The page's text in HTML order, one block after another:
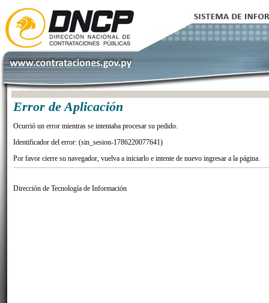
Error de Aplicación
Ocurrió un error mientras se intentaba procesar su pedido.
Identificador del error: (sin_sesion-1786220077641)
Por favor cierre su navegador, vuelva a iniciarlo e intente de nuevo ingresar a la página.
Dirección de Tecnología de Información